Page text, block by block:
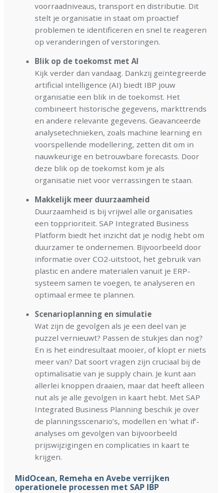
voorraadniveaus, transport en distributie. Dit
stelt je organisatie in staat om proactief
problemen te identificeren en snel te reageren
op veranderingen of verstoringen.
Blik op de toekomst met AI
Kijk verder dan vandaag. Dankzij geïntegreerde
artificial intelligence (AI) biedt IBP jouw
organisatie een blik in de toekomst. Het
combineert historische gegevens, markttrends
en andere relevante gegevens. Geavanceerde
analysetechnieken, zoals machine learning en
voorspellende modellering, zetten dit om in
nauwkeurige en betrouwbare forecasts. Door
deze blik op de toekomst kom je als
organisatie niet voor verrassingen te staan.
Makkelijk meer duurzaamheid
Duurzaamheid is bij vrijwel alle organisaties
een topprioriteit. SAP Integrated Business
Platform biedt het inzicht dat je nodig hebt om
duurzamer te ondernemen. Bijvoorbeeld door
informatie over CO2-uitstoot, het gebruik van
plastic en andere materialen vanuit je ERP-
systeem samen te voegen, te analyseren en
optimaal ermee te plannen.
Scenarioplanning en simulatie
Wat zijn de gevolgen als je een deel van je
puzzel vernieuwt? Passen de stukjes dan nog?
En is het eindresultaat mooier, of klopt er niets
meer van? Dat soort vragen zijn cruciaal bij de
optimalisatie van je supply chain. Je kunt aan
allerlei knoppen draaien, maar dat heeft alleen
nut als je alle gevolgen in kaart hebt. Met SAP
Integrated Business Planning beschik je over
de planningsscenario’s, modellen en ‘what if’-
analyses om gevolgen van bijvoorbeeld
prijswijzigingen en complicaties in kaart te
krijgen.
MidOcean, Remeha en Avebe verrijken
operationele processen met SAP IBP